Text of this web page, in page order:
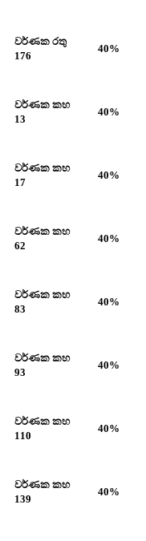
වර්ණක රතු
176
40%
වර්ණක කහ
13
40%
වර්ණක කහ
17
40%
වර්ණක කහ
62
40%
වර්ණක කහ
83
40%
වර්ණක කහ
93
40%
වර්ණක කහ
110
40%
වර්ණක කහ
139
40%